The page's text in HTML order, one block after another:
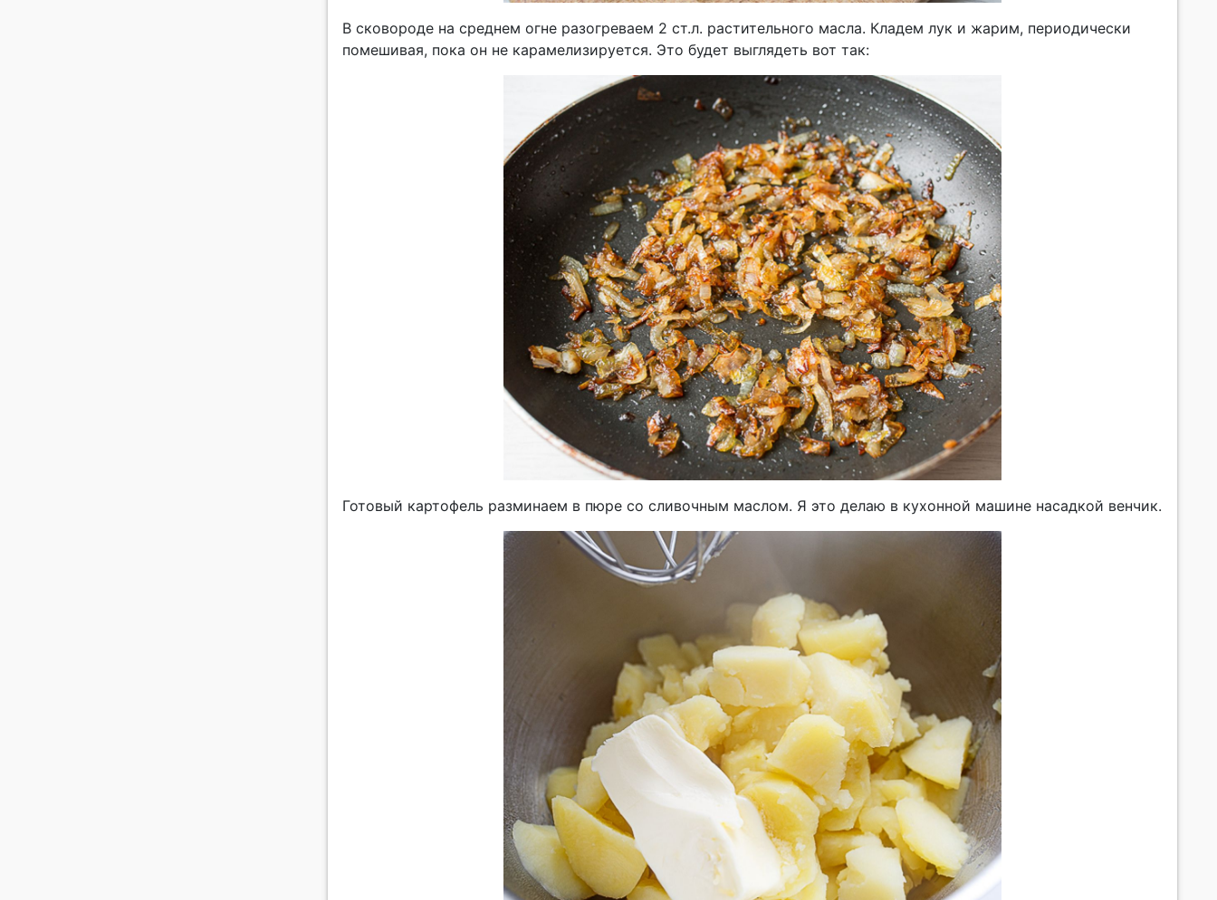
В сковороде на среднем огне разогреваем 2 ст.л. растительного масла. Кладем лук и жарим, периодически
помешивая, пока он не карамелизируется. Это будет выглядеть вот так:
Готовый картофель разминаем в пюре со сливочным маслом. Я это делаю в кухонной машине насадкой венчик.